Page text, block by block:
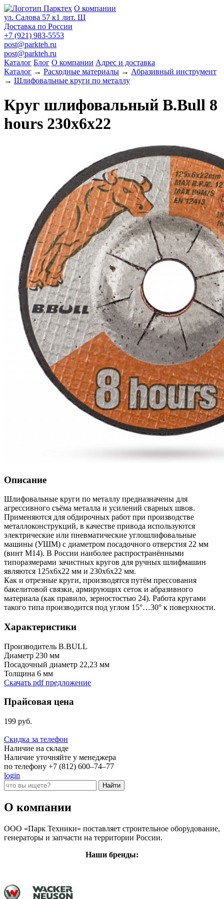
О компании
ул. Салова 57 к1 лит. Щ
Доставка по России
+7 (921) 983-5553
post@parkteh.ru
post@parkteh.ru
Каталог Блог О компании Адрес и доставка
Каталог → Расходные материалы → Абразивный инструмент
→ Шлифовальные круги по металлу
Круг шлифовальный B.Bull 8
hours 230х6х22
Описание
Шлифовальные круги по металлу предназначены для
агрессивного съёма металла и усилений сварных швов.
Применяются для обдирочных работ при производстве
металлоконструкций, в качестве привода используются
электрические или пневматические углошлифовальные
машины (УШМ) с диаметром посадочного отверстия 22 мм
(винт М14). В России наиболее распространёнными
типоразмерами зачистных кругов для ручных шлифмашин
являются 125х6х22 мм и 230х6х22 мм.
Как и отрезные круги, производятся путём прессования
бакелитовой связки, армирующих сеток и абразивного
материала (как правило, зерностостью 24). Работа кругами
такого типа производится под углом 15°…30° к поверхности.
Характеристики
Производитель B.BULL
Диаметр 230 мм
Посадочный диаметр 22,23 мм
Толщина 6 мм
Скачать pdf предложение
Прайсовая цена
199 руб.
Скидка за телефон
Наличие на складе
Наличие уточняйте у менеджера
по телефону +7 (812) 600–74–77
login
О компании
ООО «Парк Техники» поставляет строительное оборудование,
генераторы и запчасти на территории России.
Наши бренды: